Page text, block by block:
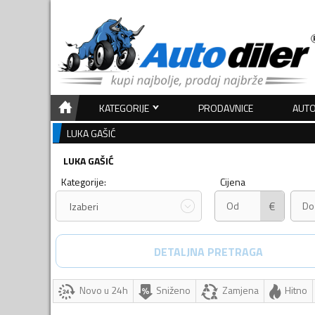
KATEGORIJE PRODAVNICE
LUKA GAŠIĆ
LUKA GAŠIĆ
Kategorije:
Izaberi
Cijena
€
DETALJNA PRETRAGA
Novo u 24h Sniženo Zamjena Hitno